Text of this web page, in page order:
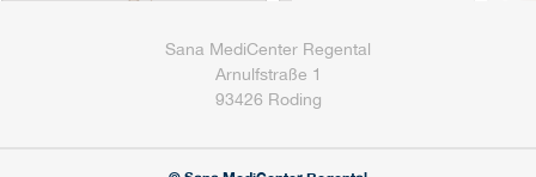
Sana MediCenter Regental
Arnulfstraße 1
93426 Roding